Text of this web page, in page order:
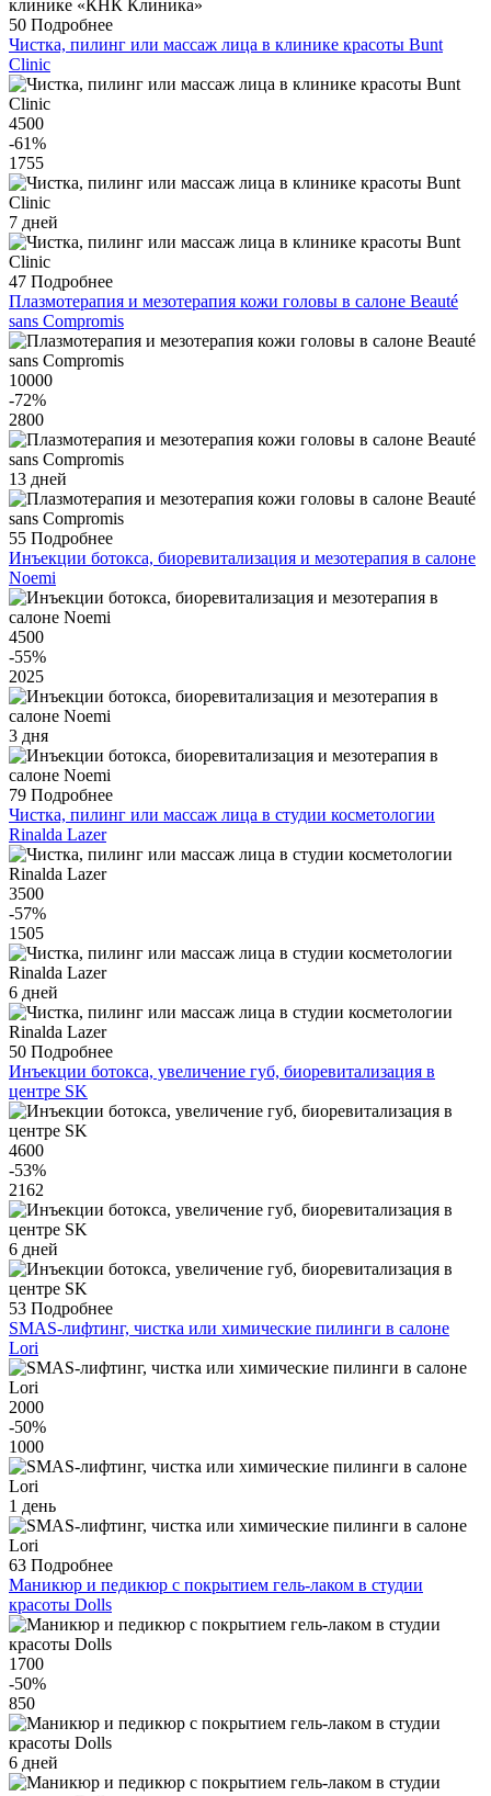
50 Подробнее
Чистка, пилинг или массаж лица в клинике красоты Bunt
Clinic
4500
-61%
1755
7 дней
47 Подробнее
Плазмотерапия и мезотерапия кожи головы в салоне Beauté
sans Compromis
10000
-72%
2800
13 дней
55 Подробнее
Инъекции ботокса, биоревитализация и мезотерапия в салоне
Noemi
4500
-55%
2025
3 дня
79 Подробнее
Чистка, пилинг или массаж лица в студии косметологии
Rinalda Lazer
3500
-57%
1505
6 дней
50 Подробнее
Инъекции ботокса, увеличение губ, биоревитализация в
центре SK
4600
-53%
2162
6 дней
53 Подробнее
SMAS-лифтинг, чистка или химические пилинги в салоне
Lori
2000
-50%
1000
1 день
63 Подробнее
Маникюр и педикюр с покрытием гель-лаком в студии
красоты Dolls
1700
-50%
850
6 дней